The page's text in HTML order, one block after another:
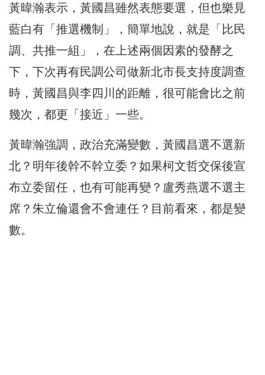
黃暐瀚表示，黃國昌雖然表態要選，但也樂見
藍白有「推選機制」，簡單地說，就是「比民
調、共推一組」，在上述兩個因素的發酵之
下，下次再有民調公司做新北市長支持度調查
時，黃國昌與李四川的距離，很可能會比之前
幾次，都更「接近」一些。
黃暐瀚強調，政治充滿變數，黃國昌選不選新
北？明年後幹不幹立委？如果柯文哲交保後宣
布立委留任，也有可能再變？盧秀燕選不選主
席？朱立倫還會不會連任？目前看來，都是變
數。